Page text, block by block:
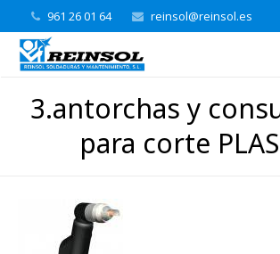
961 26 01 64 reinsol@reinsol.es
3.antorchas y
para corte